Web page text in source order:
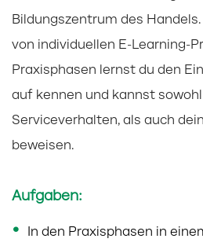
Bildungszentrum des
von individuellen E-Learning-
Praxisphasen lernst du den
auf kennen und kannst
Serviceverhalten, als auch
beweisen.
Aufgaben:
In den Praxisphasen in